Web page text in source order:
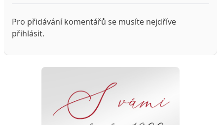
Pro přidávání komentářů se musíte nejdříve
přihlásit.